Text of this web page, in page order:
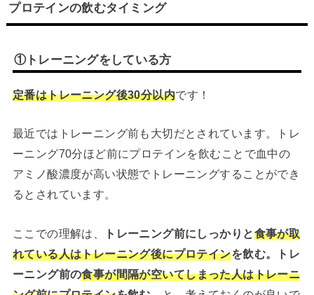
プロテインの飲むタイミング
①トレーニングをしている方
定番はトレーニング後30分以内です！
最近ではトレーニング前も大切だとされています。トレ
ーニング70分ほど前にプロテインを飲むことで血中の
アミノ酸濃度が高い状態でトレーニングすることができ
るとされています。
ここでの理解は、 トレーニング前にしっかりと食事が取
れている人はトレーニング後にプロテインを飲む。
トレ
ーニング前の食事が間隔が空いてしまった人はトレーニ